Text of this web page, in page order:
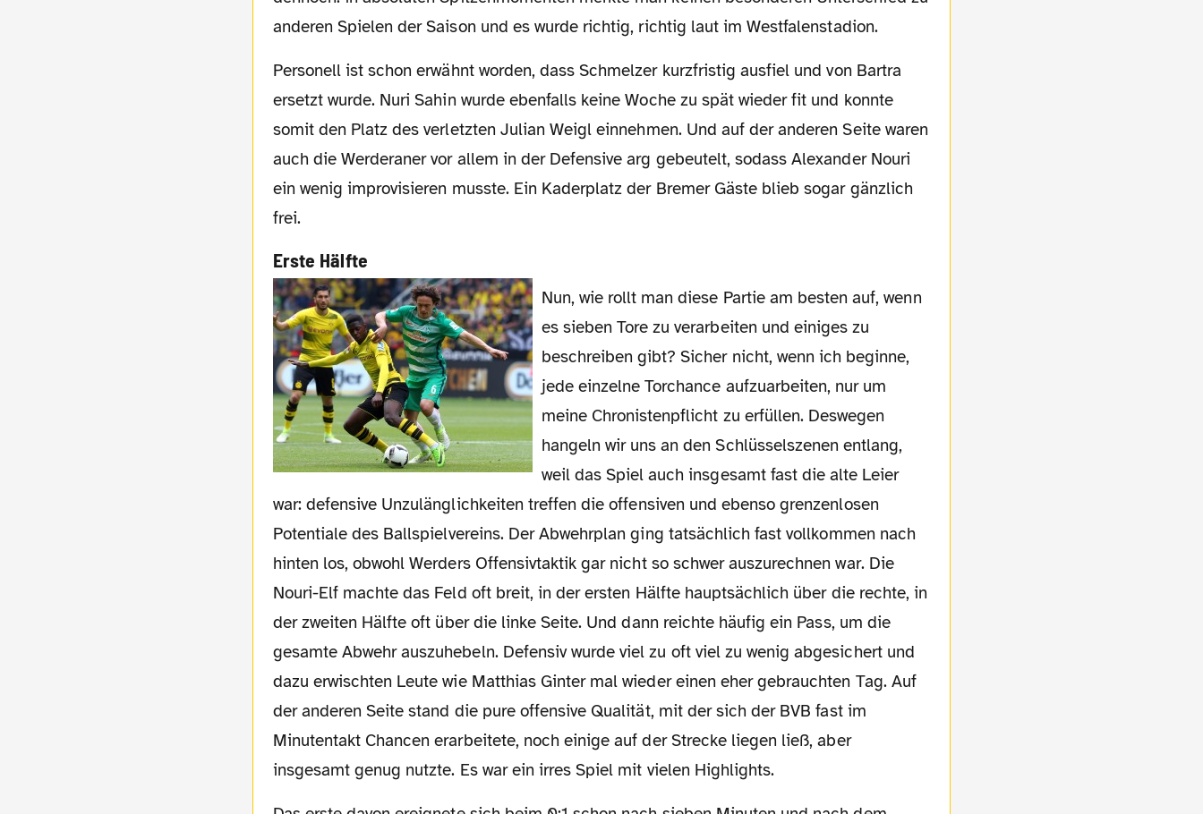
anderen Spielen der Saison und es wurde richtig, richtig laut im Westfalenstadion.
Personell ist schon erwähnt worden, dass Schmelzer kurzfristig ausfiel und von Bartra
ersetzt wurde. Nuri Sahin wurde ebenfalls keine Woche zu spät wieder fit und konnte
somit den Platz des verletzten Julian Weigl einnehmen. Und auf der anderen Seite waren
auch die Werderaner vor allem in der Defensive arg gebeutelt, sodass Alexander Nouri
ein wenig improvisieren musste. Ein Kaderplatz der Bremer Gäste blieb sogar gänzlich
frei.
Erste Hälfte
Nun, wie rollt man diese Partie am besten auf, wenn
es sieben Tore zu verarbeiten und einiges zu
beschreiben gibt? Sicher nicht, wenn ich beginne,
jede einzelne Torchance aufzuarbeiten, nur um
meine Chronistenpflicht zu erfüllen. Deswegen
hangeln wir uns an den Schlüsselszenen entlang,
weil das Spiel auch insgesamt fast die alte Leier
war: defensive Unzulänglichkeiten treffen die offensiven und ebenso grenzenlosen
Potentiale des Ballspielvereins. Der Abwehrplan ging tatsächlich fast vollkommen nach
hinten los, obwohl Werders Offensivtaktik gar nicht so schwer auszurechnen war. Die
Nouri-Elf machte das Feld oft breit, in der ersten Hälfte hauptsächlich über die rechte, in
der zweiten Hälfte oft über die linke Seite. Und dann reichte häufig ein Pass, um die
gesamte Abwehr auszuhebeln. Defensiv wurde viel zu oft viel zu wenig abgesichert und
dazu erwischten Leute wie Matthias Ginter mal wieder einen eher gebrauchten Tag. Auf
der anderen Seite stand die pure offensive Qualität, mit der sich der BVB fast im
Minutentakt Chancen erarbeitete, noch einige auf der Strecke liegen ließ, aber
insgesamt genug nutzte. Es war ein irres Spiel mit vielen Highlights.